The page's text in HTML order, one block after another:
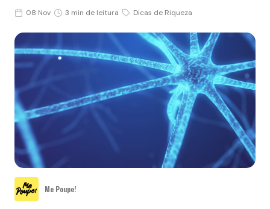
08 Nov 3 min de leitura Dicas de Riqueza
Me Poupe!